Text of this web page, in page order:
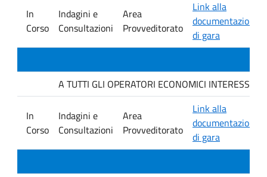
In
Corso
Indagini e
Consultazioni
Area
Provveditorato
Link alla
documentazione
di gara
A TUTTI GLI OPERATORI ECONOMICI
In
Corso
Indagini e
Consultazioni
Area
Provveditorato
Link alla
documentazione
di gara